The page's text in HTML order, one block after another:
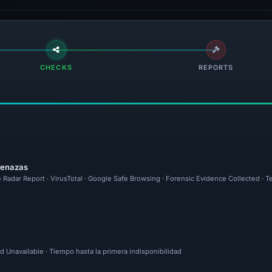
CHECKS REPORTS
Radar Report · VirusTotal · Google Safe Browsing · Forensic Evidence Collected ·
· Tiempo hasta la primera indisponibilidad